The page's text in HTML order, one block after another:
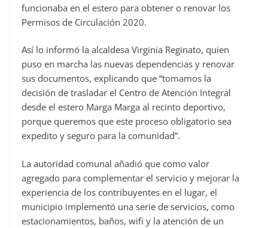
funcionaba en el estero para obtener o renovar los
Permisos de Circulación 2020.
Así lo informó la alcaldesa Virginia Reginato, quien
puso en marcha las nuevas dependencias y renovar
sus documentos, explicando que “tomamos la
decisión de trasladar el Centro de Atención Integral
desde el estero Marga Marga al recinto deportivo,
porque queremos que este proceso obligatorio sea
expedito y seguro para la comunidad”.
La autoridad comunal añadió que como valor
agregado para complementar el servicio y mejorar la
experiencia de los contribuyentes en el lugar, el
municipio implementó una serie de servicios, como
estacionamientos, baños, wifi y la atención de un